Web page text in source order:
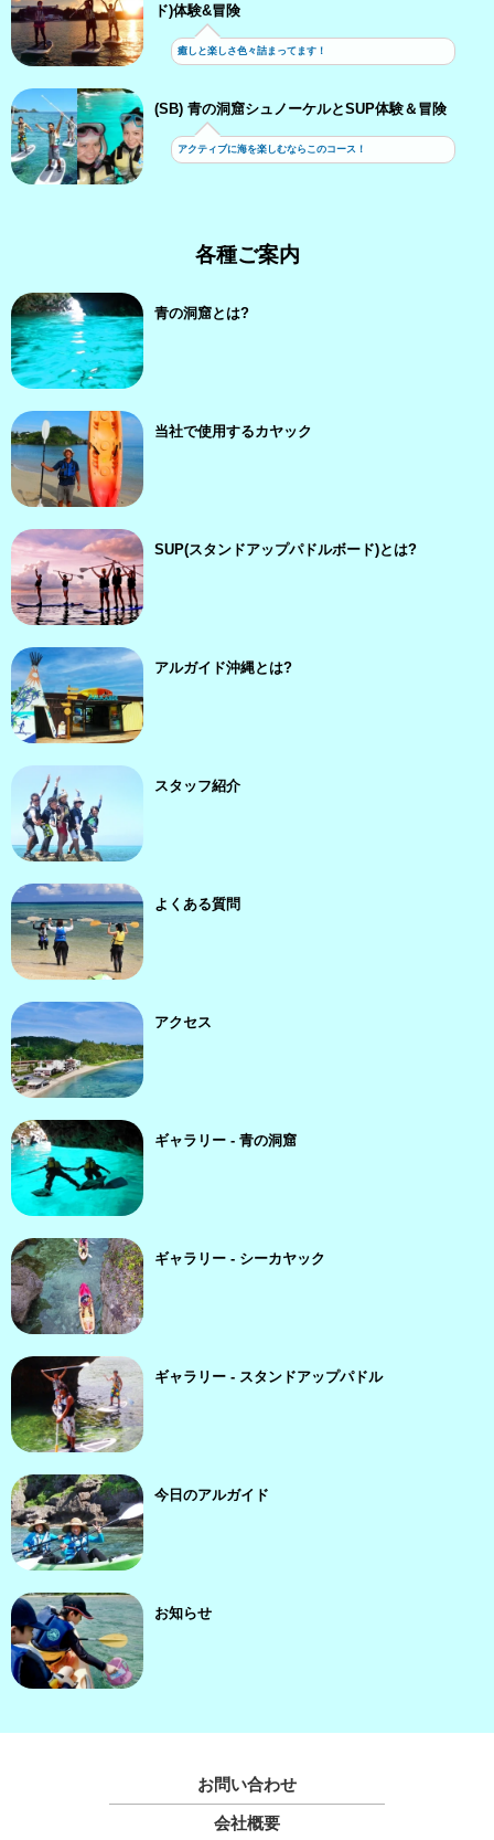
ド)体験&冒険
癒しと楽しさ色々詰まってます！
(SB) 青の洞窟シュノーケルとSUP体験＆冒険
アクティブに海を楽しむならこのコース！
各種ご案内
青の洞窟とは?
当社で使用するカヤック
SUP(スタンドアップパドルボード)とは?
アルガイド沖縄とは?
スタッフ紹介
よくある質問
アクセス
ギャラリー - 青の洞窟
ギャラリー - シーカヤック
ギャラリー - スタンドアップパドル
今日のアルガイド
お知らせ
お問い合わせ
会社概要